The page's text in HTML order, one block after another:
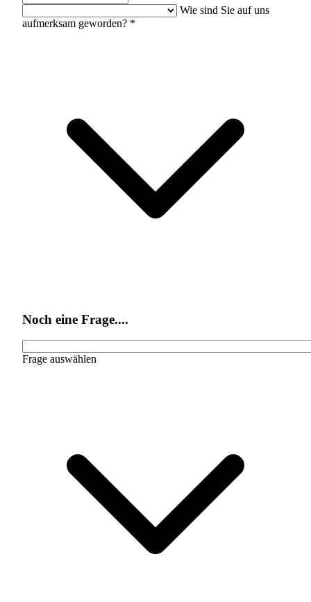
Wie sind Sie auf uns
aufmerksam geworden? *
Noch eine Frage....
Frage auswählen